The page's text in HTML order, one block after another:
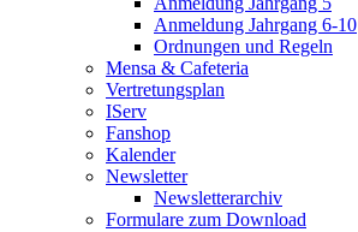
Anmeldung Jahrgang 6-10
Ordnungen und Regeln
Mensa & Cafeteria
Vertretungsplan
IServ
Fanshop
Kalender
Newsletter
Newsletterarchiv
Formulare zum Download